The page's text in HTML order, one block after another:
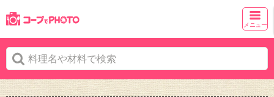
メニュー